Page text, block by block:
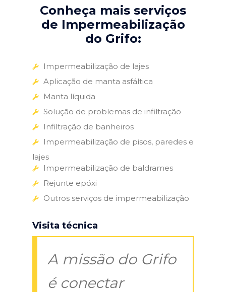
Conheça mais serviços
de Impermeabilização
do Grifo:
Impermeabilização de lajes
Aplicação de manta asfáltica
Manta líquida
Solução de problemas de infiltração
Infiltração de banheiros
Impermeabilização de pisos, paredes e
lajes
Impermeabilização de baldrames
Rejunte epóxi
Outros serviços de impermeabilização
Visita técnica
A missão do Grifo
é conectar